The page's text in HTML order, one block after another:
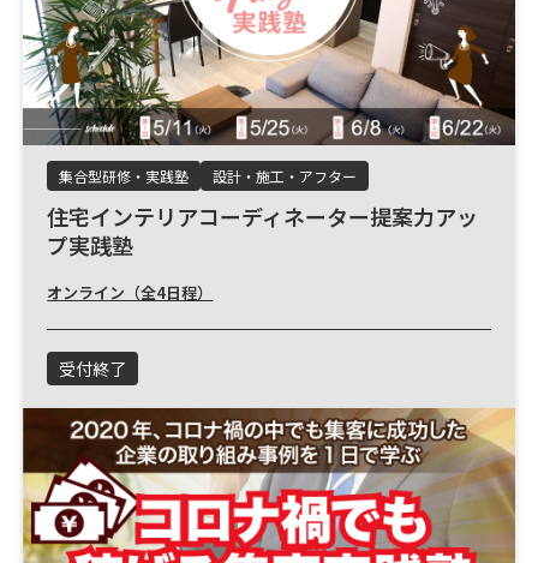
集合型研修・実践塾 設計・施工・アフター
住宅インテリアコーディネーター提案力アッ
プ実践塾
オンライン（全4日程）
受付終了